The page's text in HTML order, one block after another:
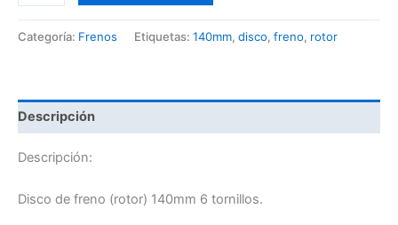
Categoría: Frenos Etiquetas: 140mm, disco, freno, rotor
Descripción
Descripción:
Disco de freno (rotor) 140mm 6 tornillos.